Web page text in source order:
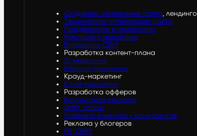
Создание/обновление сайта,
Техническая оптимизация сайта
Продвижение в нейросетях
Настройка аналитики
Внедрение CRM
Разработка контент-плана
AI-маркетинг
Inbound-маркетинг
Крауд-маркетинг
Email-маркетинг
Разработка офферов
Контекстная реклама
SMM, таргет
Перехват клиентов у конкурентов
Реклама у блогеров
PR, ORM